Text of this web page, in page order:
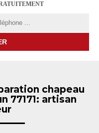
chapeau
77171: artisan